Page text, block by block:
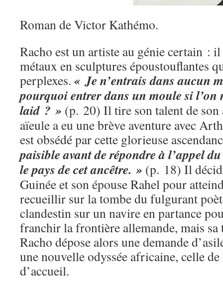
Roman de Victor Kathémo.
Racho est un artiste au génie certain :
métaux en sculptures époustouflantes
perplexes. « Je n’entrais dans aucun
pourquoi entrer dans un moule si l’on
laid ? » (p. 20) Il tire son talent de son
aïeule a eu une brève aventure avec
est obsédé par cette glorieuse
paisible avant de répondre à l’appel
le pays de cet ancêtre. » (p. 18) Il
Guinée et son épouse Rahel pour
recueillir sur la tombe du fulgurant
clandestin sur un navire en partance
franchir la frontière allemande, mais sa
Racho dépose alors une demande
une nouvelle odyssée africaine, celle
d’accueil.